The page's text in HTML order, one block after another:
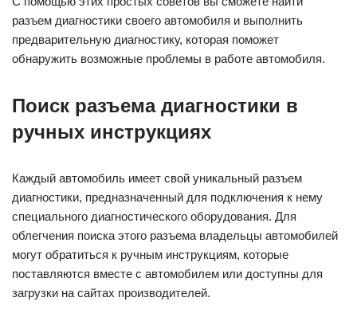
разъем диагностики своего автомобиля и выполнить
предварительную диагностику, которая поможет
обнаружить возможные проблемы в работе автомобиля.
Поиск разъема диагностики в
ручных инструкциях
Каждый автомобиль имеет свой уникальный разъем
диагностики, предназначенный для подключения к нему
специального диагностического оборудования. Для
облегчения поиска этого разъема владельцы автомобилей
могут обратиться к ручным инструкциям, которые
поставляются вместе с автомобилем или доступны для
загрузки на сайтах производителей.